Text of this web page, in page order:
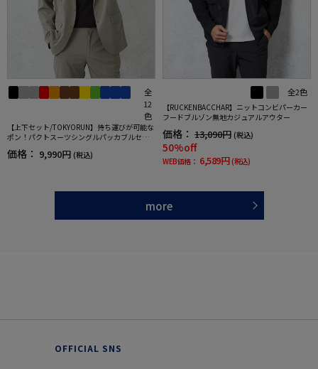
全
12
色
【上下セット/TOKYORUN】持ち運びが可能な
ポン！パクトスーツシングルパッカブルセッ
価格： 9,990円 (税込)
全2色
【RUCKENBACCHAR】ニットコンビパーカー
フードブルゾン無地カジュアルアウター
価格： 13,090円 (税込)
50%off
WEB価格： 6,589円 (税込)
more
OFFICIAL SNS